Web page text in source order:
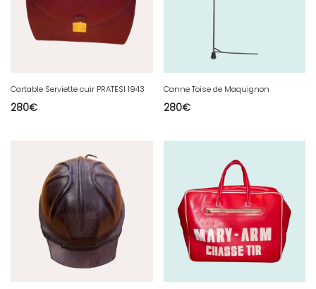
Cartable Serviette cuir PRATESI 1943
280€
Canne Toise de Maquignon
280€